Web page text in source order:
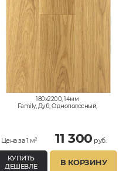
180x2200, 14мм
Family, Дуб, Однополосный,
Цена за 1 м² 11 300 руб.
КУПИТЬ
ДЕШЕВЛЕ
В КОРЗИНУ